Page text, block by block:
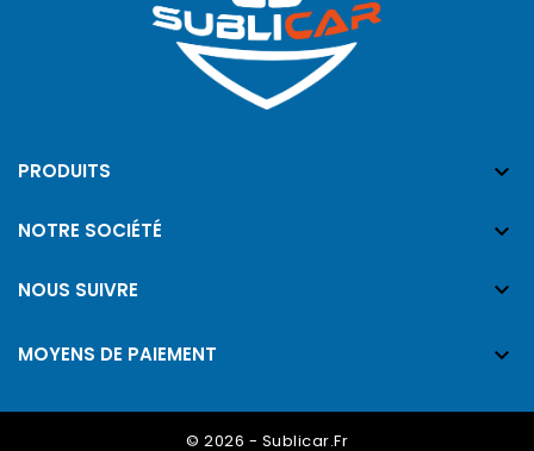
PRODUITS 
NOTRE SOCIÉTÉ 
NOUS SUIVRE 
MOYENS DE PAIEMENT 
© 2026 - Sublicar.fr